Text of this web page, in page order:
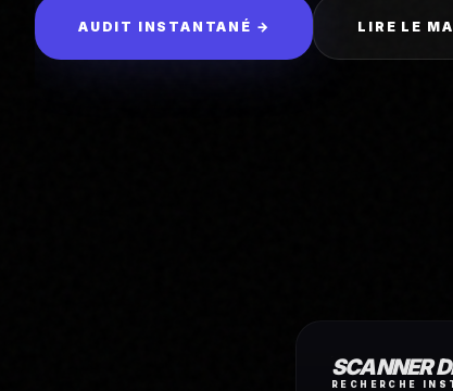
AUDIT INSTANTANÉ → LIRE LE
SCANNER
RECHERCHE